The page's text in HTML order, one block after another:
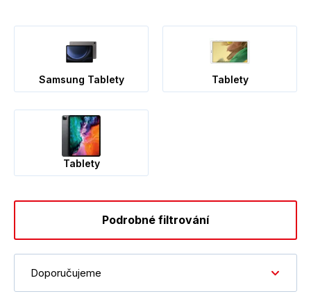
Samsung Tablety Tablety
Tablety
Podrobné filtrování
Doporučujeme